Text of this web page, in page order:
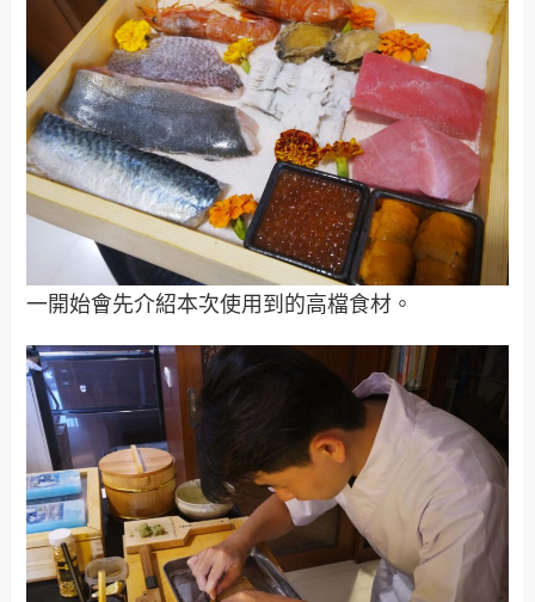
一開始會先介紹本次使用到的高檔食材。